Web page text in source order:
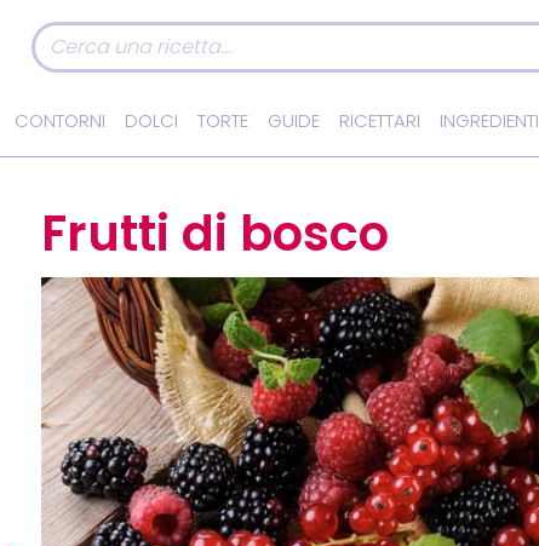
CONTORNI DOLCI TORTE GUIDE RICETTARI INGREDIENTI
Frutti di bosco